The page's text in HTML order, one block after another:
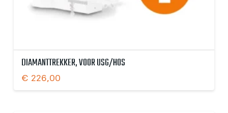
DIAMANTTREKKER, VOOR USG/HOS
€ 226,00